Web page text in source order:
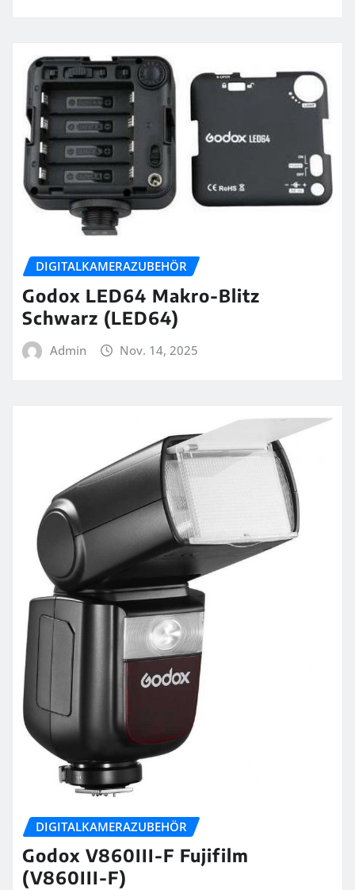
DIGITALKAMERAZUBEHÖR
Godox LED64 Makro-Blitz
Schwarz (LED64)
Admin Nov. 14, 2025
DIGITALKAMERAZUBEHÖR
Godox V860III-F Fujifilm
(V860III-F)